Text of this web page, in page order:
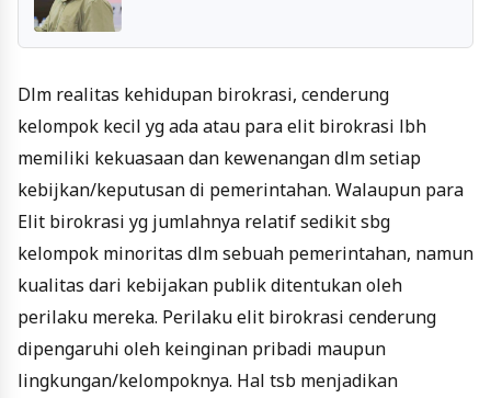
Dlm realitas kehidupan birokrasi, cenderung
kelompok kecil yg ada atau para elit birokrasi lbh
memiliki kekuasaan dan kewenangan dlm setiap
kebijkan/keputusan di pemerintahan. Walaupun para
Elit birokrasi yg jumlahnya relatif sedikit sbg
kelompok minoritas dlm sebuah pemerintahan, namun
kualitas dari kebijakan publik ditentukan oleh
perilaku mereka. Perilaku elit birokrasi cenderung
dipengaruhi oleh keinginan pribadi maupun
lingkungan/kelompoknya. Hal tsb menjadikan